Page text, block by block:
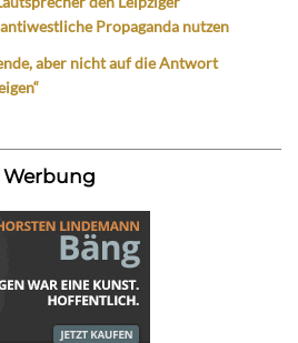
Propaganda nutzen
aber nicht auf die Antwort
Werbung